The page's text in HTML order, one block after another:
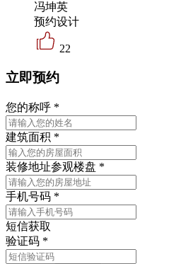
冯坤英
预约设计
22
立即预约
您的称呼 *
建筑面积 *
装修地址参观楼盘 *
手机号码 *
短信获取
验证码 *